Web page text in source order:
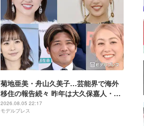
菊地亜美・舟山久美子…芸能界で海外
移住の報告続々 昨年は大久保嘉人・
SHELLY・優木まおみも
2026.08.05 22:17
モデルプレス